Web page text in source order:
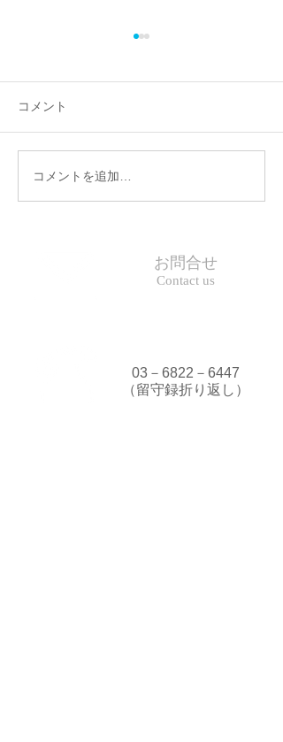
新春合宿を以下日程にてとり
おこないます 2019年1月5
根 宿泊費 実費（各員にて精
算下さい） 2019年度初の新
りますのでふるってご参加下
コメント
コメントを追加…
お問合せ
Contact us
03－6822－6447
（留守録折り返し）